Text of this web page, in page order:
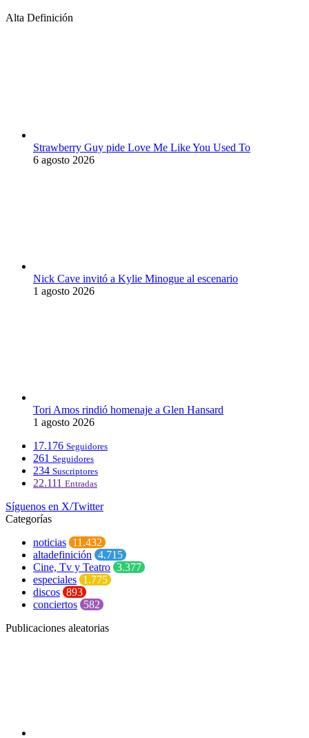
Alta Definición
Strawberry Guy pide Love Me Like You Used To
6 agosto 2026
Nick Cave invitó a Kylie Minogue al escenario
1 agosto 2026
Tori Amos rindió homenaje a Glen Hansard
1 agosto 2026
17.176 Seguidores
261 Seguidores
234 Suscriptores
22.111 Entradas
Síguenos en X/Twitter
Categorías
noticias 11.432
altadefinición 4.715
Cine, Tv y Teatro 3.377
especiales 1.775
discos 893
conciertos 582
Publicaciones aleatorias